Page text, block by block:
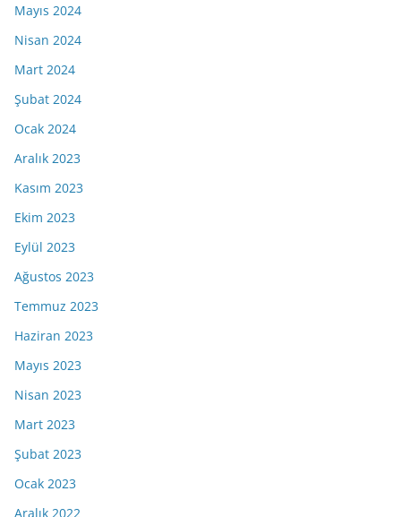
Mayıs 2024
Nisan 2024
Mart 2024
Şubat 2024
Ocak 2024
Aralık 2023
Kasım 2023
Ekim 2023
Eylül 2023
Ağustos 2023
Temmuz 2023
Haziran 2023
Mayıs 2023
Nisan 2023
Mart 2023
Şubat 2023
Ocak 2023
Aralık 2022